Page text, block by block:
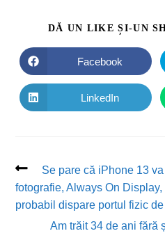
DĂ UN LIKE ȘI-UN
Facebook
LinkedIn
Se pare că iPhone 13
fotografie, Always On
probabil dispare portul fizic
Am trăit 34 de ani fără